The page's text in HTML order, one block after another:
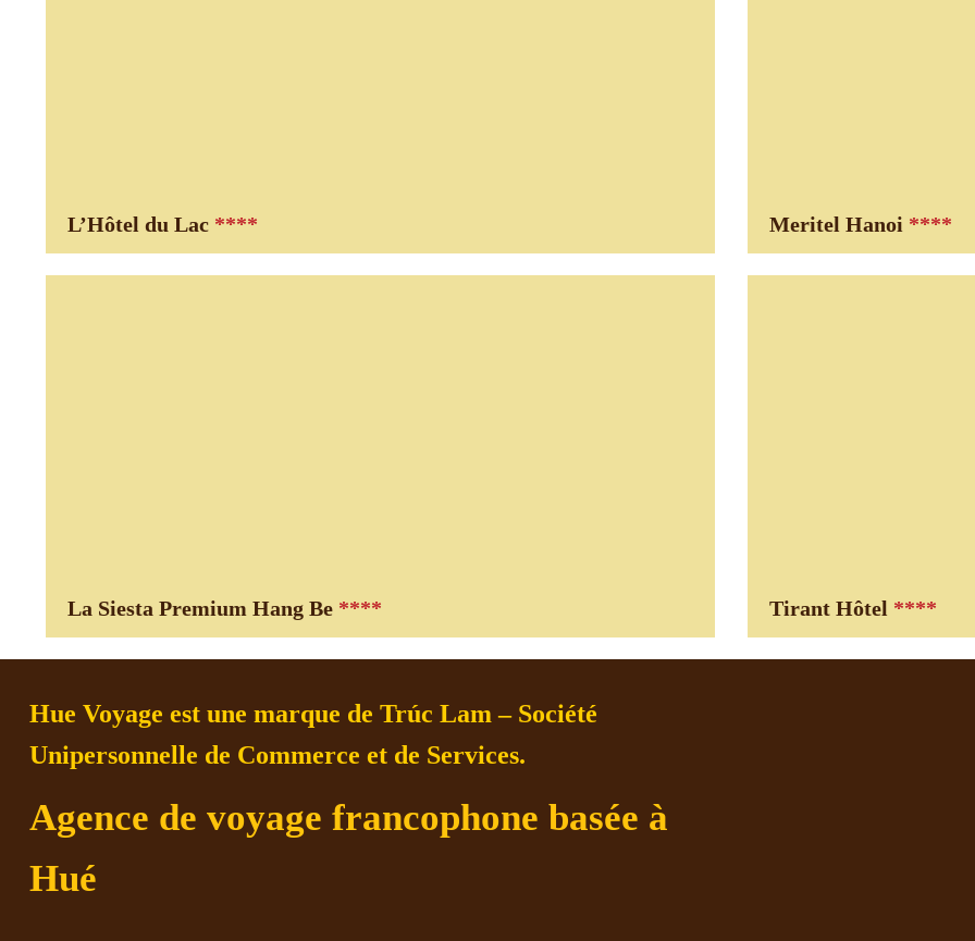
L’Hôtel du Lac **** Meritel Hanoi ****
La Siesta Premium Hang Be **** Tirant Hôtel ****
Hue Voyage est une marque de Trúc Lam – Société
Unipersonnelle de Commerce et de Services.
Agence de voyage francophone basée à
Hué